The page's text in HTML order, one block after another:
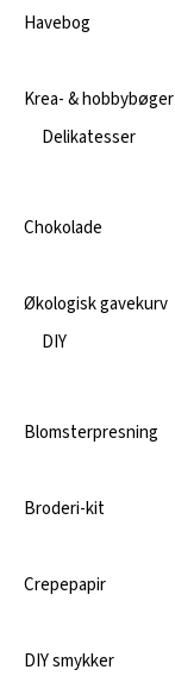
Havebog
Krea- & hobbybøger
Delikatesser
Chokolade
Økologisk gavekurv
DIY
Blomsterpresning
Broderi-kit
Crepepapir
DIY smykker